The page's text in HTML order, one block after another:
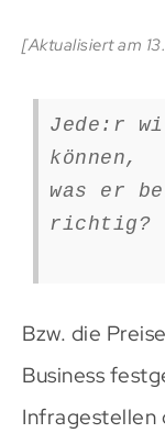
[Aktualisiert am
Jede:r
können,
was er
richtig?
Bzw. die
Business
Infragestellen